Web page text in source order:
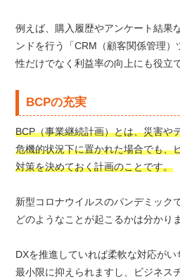
例えば、購入履歴やアンケート結果
ンドを行う「CRM（顧客関係管理
性だけでなく利益率の向上にも役立
BCPの充実
BCP（事業継続計画）とは、災害や
危機的状況下に置かれた場合でも、
対策を決めておく計画のことです。
新型コロナウイルスのパンデミック
どのようなことが起こるかは分かり
DXを推進していれば柔軟な対応が
最小限に抑えられますし、ビジネス